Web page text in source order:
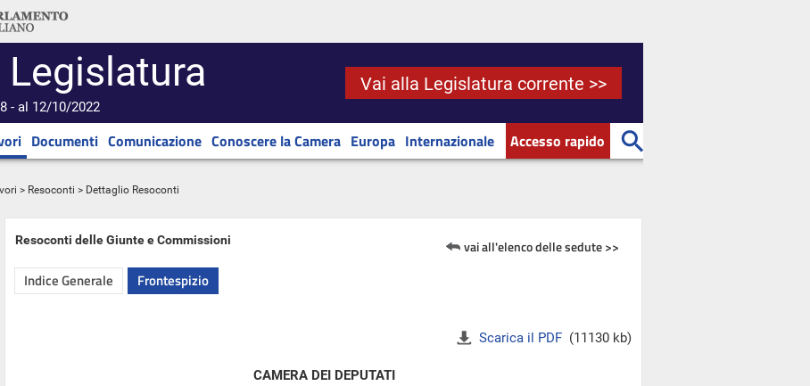
Legislatura
- al 12/10/2022
Vai alla Legislatura corrente >>
Documenti Comunicazione Conoscere la Camera Europa Internazionale Accesso rapido
> Resoconti > Dettaglio Resoconti
Resoconti delle Giunte e Commissioni vai all'elenco delle sedute >>
Indice Generale Frontespizio
Scarica il PDF (11130 kb)
CAMERA DEI DEPUTATI